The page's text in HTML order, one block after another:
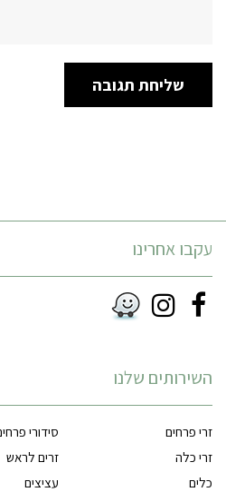
עקבו אחרינו
השירותים שלנו
זרי פרחים
סידורי
זרי כלה
זרים לראש
כלים
עציצים